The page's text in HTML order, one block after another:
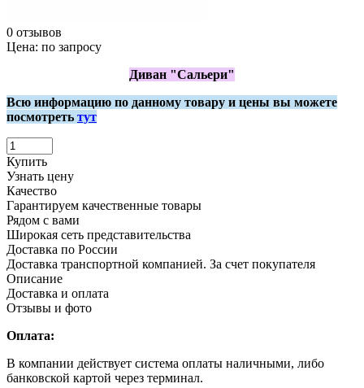
0 отзывов
Цена: по запросу
Диван "Сальери"
Всю информацию по данному товару и цены вы можете
посмотреть тут
Купить
Узнать цену
Качество
Гарантируем качественные товары
Рядом с вами
Широкая сеть представительства
Доставка по России
Доставка транспортной компанией. За счет покупателя
Описание
Доставка и оплата
Отзывы и фото
Оплата:
В компании действует система оплаты наличными, либо
банковской картой через терминал.